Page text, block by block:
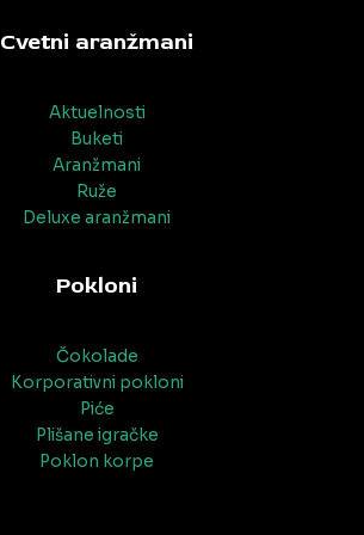
Cvetni aranžmani
Aktuelnosti
Buketi
Aranžmani
Ruže
Deluxe aranžmani
Pokloni
Čokolade
Korporativni pokloni
Piće
Plišane igračke
Poklon korpe